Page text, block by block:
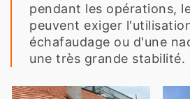
pendant les opérations,
peuvent exiger
échafaudage ou d'une
une très grande stabilité.